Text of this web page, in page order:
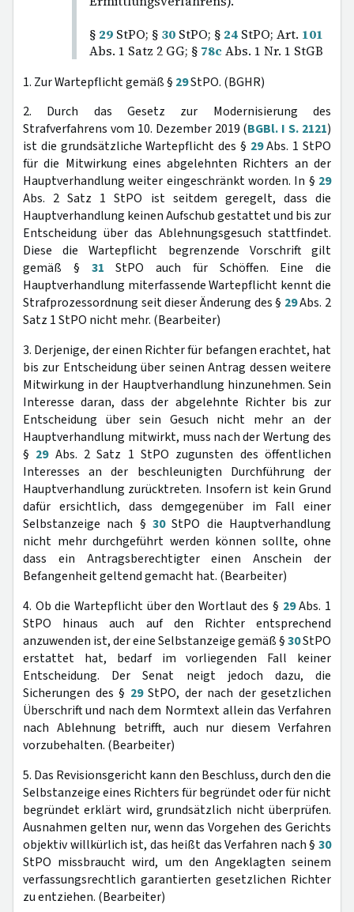
§ 29 StPO; § 30 StPO; § 24 StPO; Art. 101
Abs. 1 Satz 2 GG; § 78cAbs. 1 Nr. 1 StGB
1. Zur Wartepflicht gemäß § 29StPO. (BGHR)
2. Durch das Gesetz zur Modernisierung des
Strafverfahrens vom 10. Dezember 2019 (BGBl. I S. 2121)
ist die grundsätzliche Wartepflicht des § 29Abs. 1 StPO
für die Mitwirkung eines abgelehnten Richters an der
Hauptverhandlung weiter eingeschränkt worden. In § 29
Abs. 2 Satz 1 StPO ist seitdem geregelt, dass die
Hauptverhandlung keinen Aufschub gestattet und bis zur
Entscheidung über das Ablehnungsgesuch stattfindet.
Diese die Wartepflicht begrenzende Vorschrift gilt
gemäß § 31 StPO auch für Schöffen. Eine die
Hauptverhandlung miterfassende Wartepflicht kennt die
Strafprozessordnung seit dieser Änderung des § 29Abs. 2
Satz 1 StPO nicht mehr. (Bearbeiter)
3. Derjenige, der einen Richter für befangen erachtet, hat
bis zur Entscheidung über seinen Antrag dessen weitere
Mitwirkung in der Hauptverhandlung hinzunehmen. Sein
Interesse daran, dass der abgelehnte Richter bis zur
Entscheidung über sein Gesuch nicht mehr an der
Hauptverhandlung mitwirkt, muss nach der Wertung des
§ 29Abs. 2 Satz 1 StPO zugunsten des öffentlichen
Interesses an der beschleunigten Durchführung der
Hauptverhandlung zurücktreten. Insofern ist kein Grund
dafür ersichtlich, dass demgegenüber im Fall einer
Selbstanzeige nach § 30StPO die Hauptverhandlung
nicht mehr durchgeführt werden können sollte, ohne
dass ein Antragsberechtigter einen Anschein der
Befangenheit geltend gemacht hat. (Bearbeiter)
4. Ob die Wartepflicht über den Wortlaut des § 29Abs. 1
StPO hinaus auch auf den Richter entsprechend
anzuwenden ist, der eine Selbstanzeige gemäß §30StPO
erstattet hat, bedarf im vorliegenden Fall keiner
Entscheidung. Der Senat neigt jedoch dazu, die
Sicherungen des § 29StPO, der nach der gesetzlichen
Überschrift und nach dem Normtext allein das Verfahren
nach Ablehnung betrifft, auch nur diesem Verfahren
vorzubehalten. (Bearbeiter)
5. Das Revisionsgericht kann den Beschluss, durch den die
Selbstanzeige eines Richters für begründet oder für nicht
begründet erklärt wird, grundsätzlich nicht überprüfen.
Ausnahmen gelten nur, wenn das Vorgehen des Gerichts
objektiv willkürlich ist, das heißt das Verfahren nach § 30
StPO missbraucht wird, um den Angeklagten seinem
verfassungsrechtlich garantierten gesetzlichen Richter
zu entziehen. (Bearbeiter)